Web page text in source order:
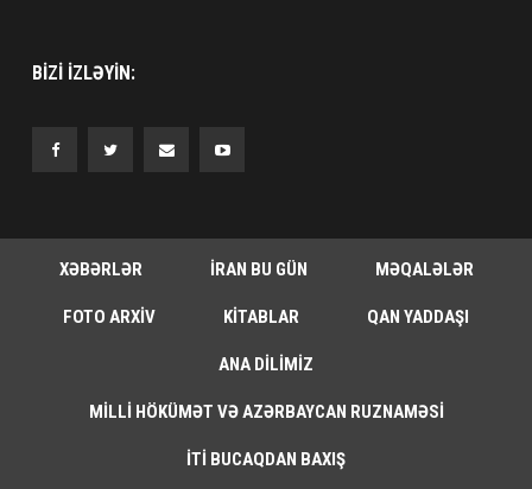
BIZI IZLƏYIN:
XƏBƏRLƏR İRAN BU GÜN MƏQALƏLƏR
FOTO ARXIV KITABLAR QAN YADDAŞI
ANA DILIMIZ
MILLI HÖKÜMƏT VƏ AZƏRBAYCAN RUZNAMƏSI
İTI BUCAQDAN BAXIŞ